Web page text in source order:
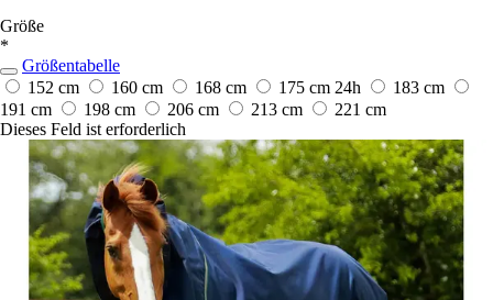
Größe
*
Größentabelle
152 cm
160 cm 168 cm 175 cm 24h
183 cm
191 cm
198 cm 206 cm 213 cm
221 cm
Dieses Feld ist erforderlich